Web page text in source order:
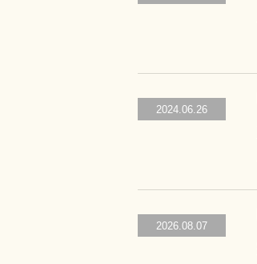
2024.06.26
2026.08.07